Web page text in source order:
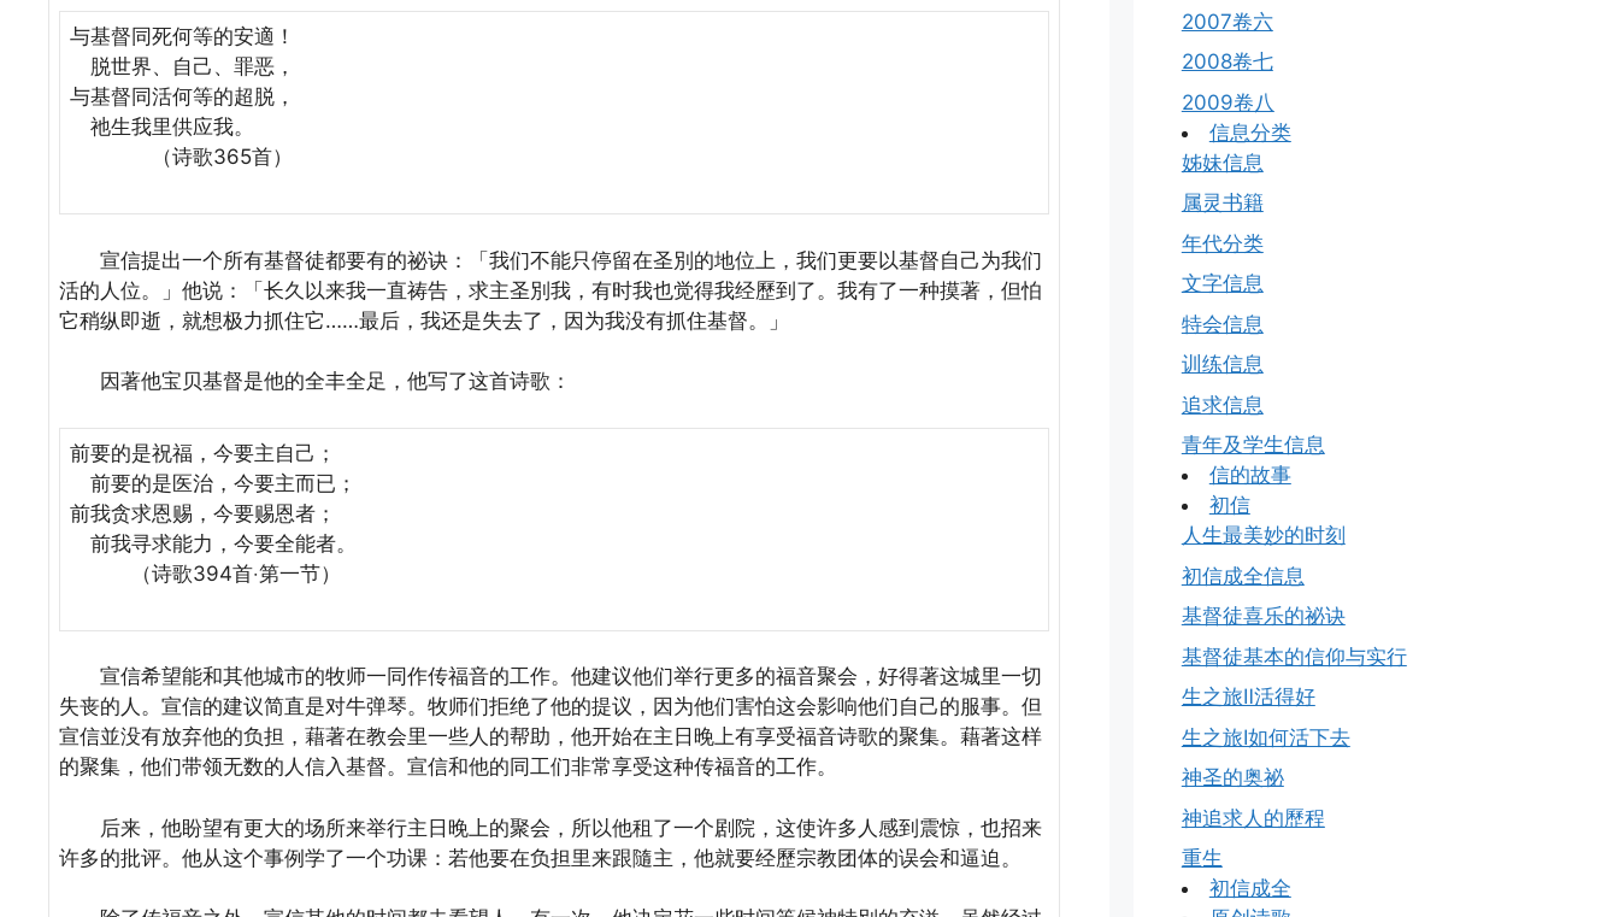
与基督同死何等的安適！
脱世界、自己、罪恶，
与基督同活何等的超脱，
祂生我里供应我。
（诗歌365首）
宣信提出一个所有基督徒都要有的祕诀：「我们不能只停留在圣別的地位上，我们更要以基督自己为我们
活的人位。」他说：「长久以来我一直祷告，求主圣別我，有时我也觉得我经歷到了。我有了一种摸著，但怕
它稍纵即逝，就想极力抓住它……最后，我还是失去了，因为我没有抓住基督。」
因著他宝贝基督是他的全丰全足，他写了这首诗歌：
前要的是祝福，今要主自己；
前要的是医治，今要主而已；
前我贪求恩赐，今要赐恩者；
前我寻求能力，今要全能者。
（诗歌394首‧第一节）
宣信希望能和其他城市的牧师一同作传福音的工作。他建议他们举行更多的福音聚会，好得著这城里一切
失丧的人。宣信的建议简直是对牛弹琴。牧师们拒绝了他的提议，因为他们害怕这会影响他们自己的服事。但
宣信並没有放弃他的负担，藉著在教会里一些人的帮助，他开始在主日晚上有享受福音诗歌的聚集。藉著这样
的聚集，他们带领无数的人信入基督。宣信和他的同工们非常享受这种传福音的工作。
后来，他盼望有更大的场所来举行主日晚上的聚会，所以他租了一个剧院，这使许多人感到震惊，也招来
许多的批评。他从这个事例学了一个功课：若他要在负担里来跟隨主，他就要经歷宗教团体的误会和逼迫。
2007卷六
2008卷七
2009卷八
信息分类
姊妹信息
属灵书籍
年代分类
文字信息
特会信息
训练信息
追求信息
青年及学生信息
信的故事
初信
人生最美妙的时刻
初信成全信息
基督徒喜乐的祕诀
基督徒基本的信仰与实行
生之旅Ⅱ活得好
生之旅Ⅰ如何活下去
神圣的奥祕
神追求人的歷程
重生
初信成全